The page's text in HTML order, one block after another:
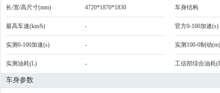
长/宽/高尺寸(mm) 4720*1870*1830 车身结构
最高车速(km/h) - 官方0-100加速(s)
实测0-100加速(s) - 实测100-0制动(m)
实测油耗(L) - 工信部综合油耗
车身参数